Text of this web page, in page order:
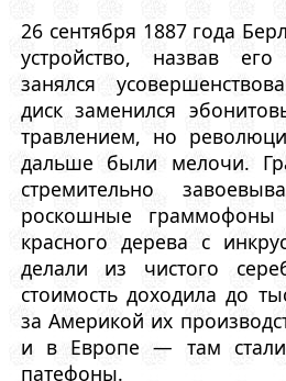
26 сентября 1887 года
устройство, назвав
занялся
диск заменился
травлением, но
дальше были мелочи.
стремительно
роскошные граммофоны
красного дерева с
делали из чистого
стоимость доходила до
за Америкой их
и в Европе — там стали
патефоны.